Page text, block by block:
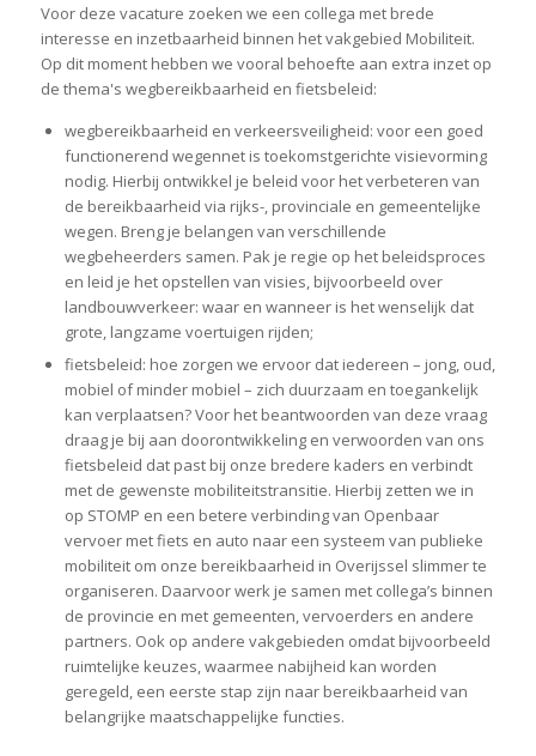
Voor deze vacature zoeken we een collega met brede
interesse en inzetbaarheid binnen het vakgebied Mobiliteit.
Op dit moment hebben we vooral behoefte aan extra inzet op
de thema's wegbereikbaarheid en fietsbeleid:
wegbereikbaarheid en verkeersveiligheid: voor een goed
functionerend wegennet is toekomstgerichte visievorming
nodig. Hierbij ontwikkel je beleid voor het verbeteren van
de bereikbaarheid via rijks-, provinciale en gemeentelijke
wegen. Breng je belangen van verschillende
wegbeheerders samen. Pak je regie op het beleidsproces
en leid je het opstellen van visies, bijvoorbeeld over
landbouwverkeer: waar en wanneer is het wenselijk dat
grote, langzame voertuigen rijden;
fietsbeleid: hoe zorgen we ervoor dat iedereen – jong, oud,
mobiel of minder mobiel – zich duurzaam en toegankelijk
kan verplaatsen? Voor het beantwoorden van deze vraag
draag je bij aan doorontwikkeling en verwoorden van ons
fietsbeleid dat past bij onze bredere kaders en verbindt
met de gewenste mobiliteitstransitie. Hierbij zetten we in
op STOMP en een betere verbinding van Openbaar
vervoer met fiets en auto naar een systeem van publieke
mobiliteit om onze bereikbaarheid in Overijssel slimmer te
organiseren. Daarvoor werk je samen met collega’s binnen
de provincie en met gemeenten, vervoerders en andere
partners. Ook op andere vakgebieden omdat bijvoorbeeld
ruimtelijke keuzes, waarmee nabijheid kan worden
geregeld, een eerste stap zijn naar bereikbaarheid van
belangrijke maatschappelijke functies.